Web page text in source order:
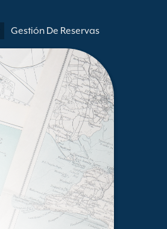
Gestión De Reservas